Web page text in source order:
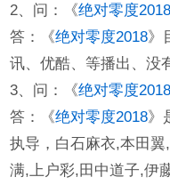
2、问：《绝对零度2018
答：《绝对零度2018》
讯、优酷、等播出、没
3、问：《绝对零度2018
答：《绝对零度2018》
执导，白石麻衣,本田
满,上户彩,田中道子,伊